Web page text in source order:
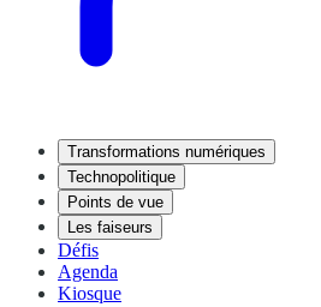
Transformations numériques
Technopolitique
Points de vue
Les faiseurs
Défis
Agenda
Kiosque